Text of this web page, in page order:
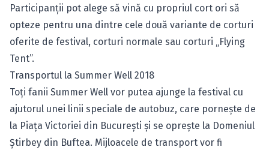
Participanții pot alege să vină cu propriul cort ori să
opteze pentru una dintre cele două variante de corturi
oferite de festival, corturi normale sau corturi „Flying
Tent”.
Transportul la Summer Well 2018
Toţi fanii Summer Well vor putea ajunge la festival cu
ajutorul unei linii speciale de autobuz, care porneşte de
la Piaţa Victoriei din Bucureşti şi se opreşte la Domeniul
Ştirbey din Buftea. Mijloacele de transport vor fi